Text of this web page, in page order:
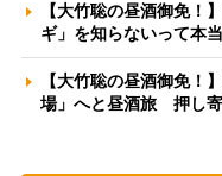
【大竹聡の昼酒御免！
ギ」を知らないって
【大竹聡の昼酒御免！
場」へと昼酒旅 押し